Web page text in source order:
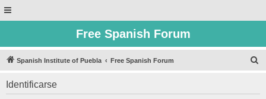
Free Spanish Forum
Spanish Institute of Puebla Free Spanish Forum
Identificarse